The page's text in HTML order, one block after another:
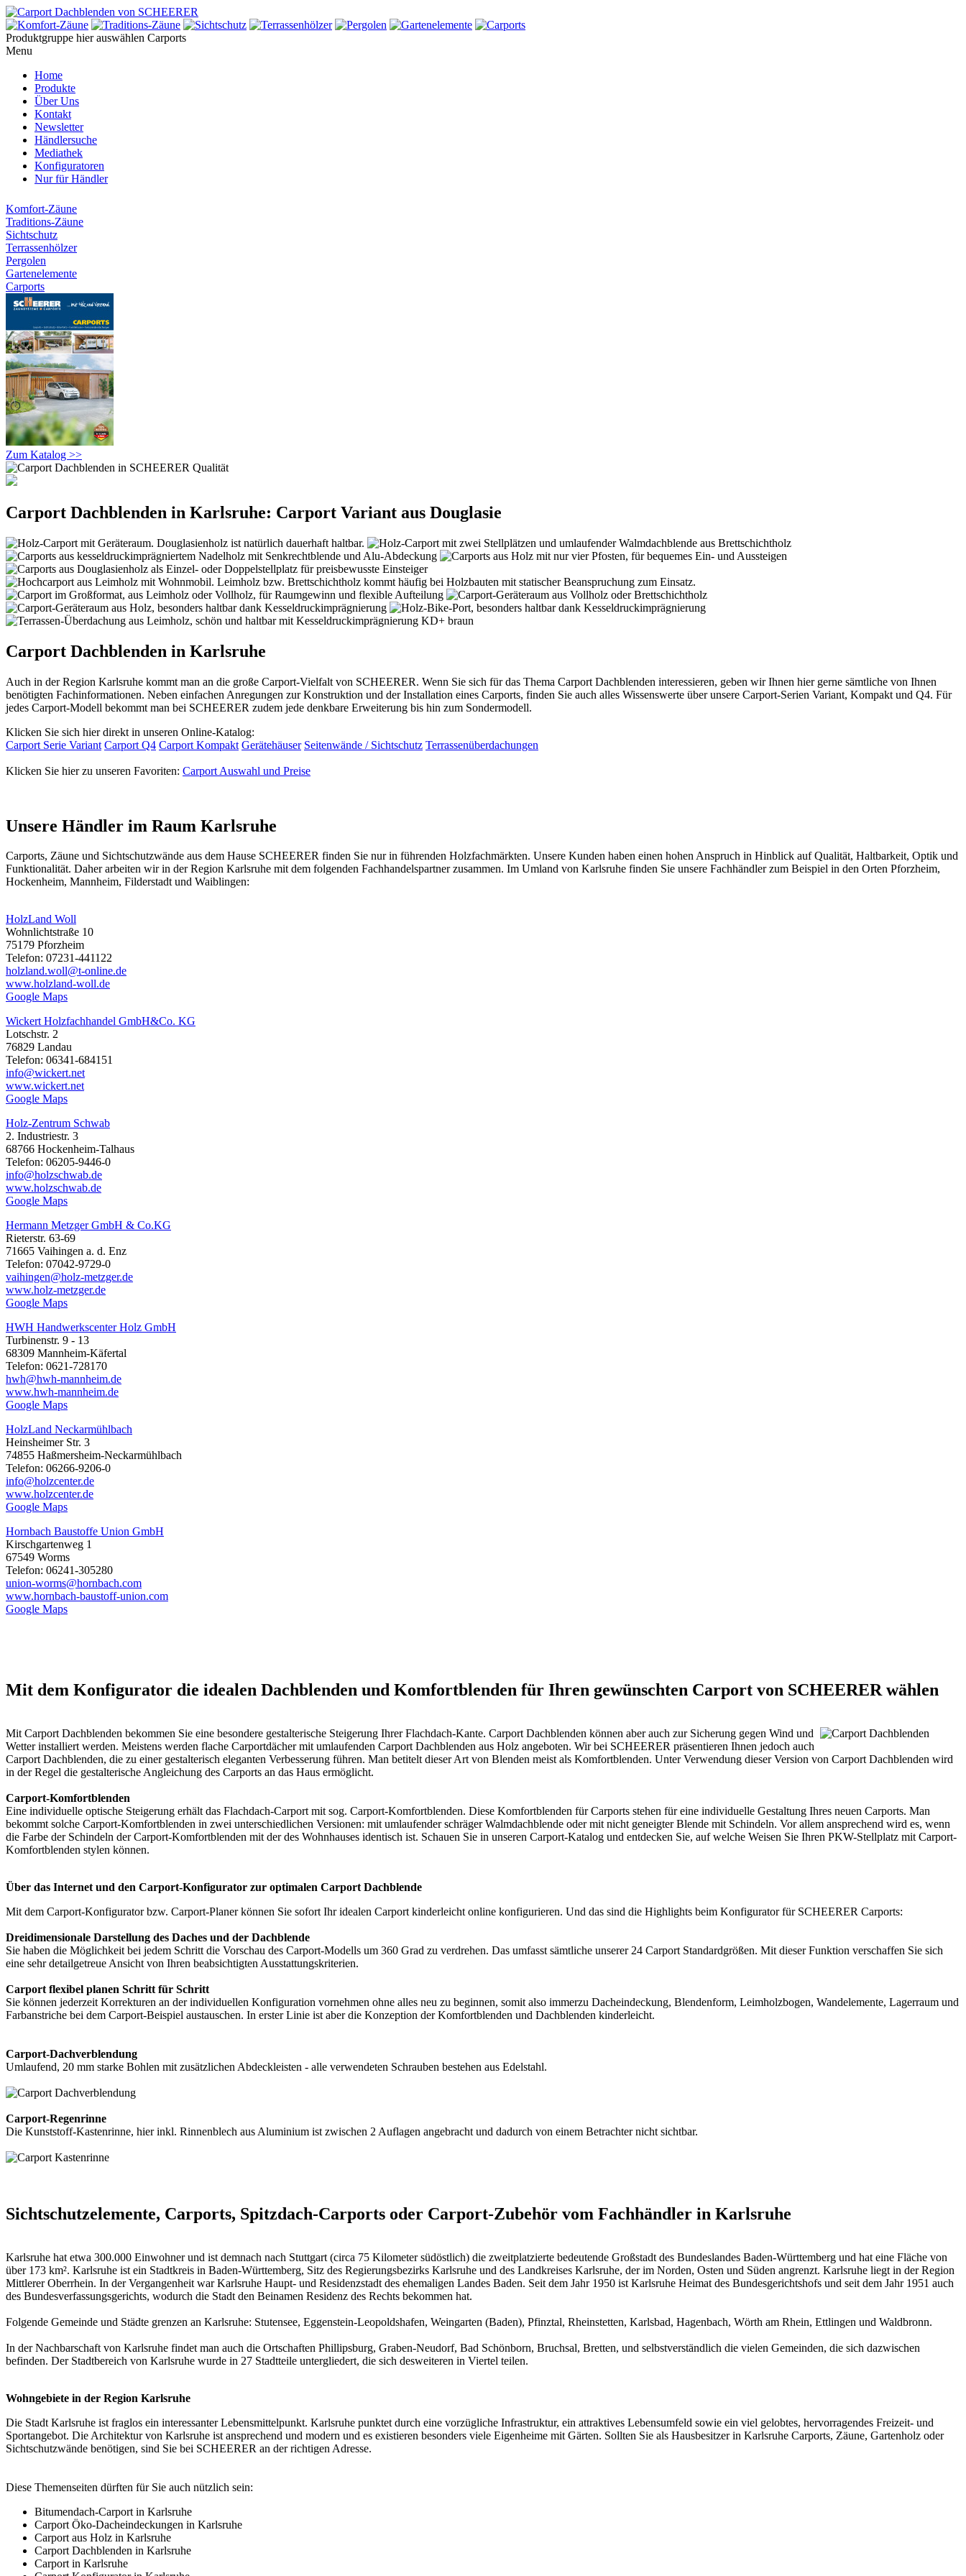
Produktgruppe hier auswählen Carports
Menu
Home
Produkte
Über Uns
Kontakt
Newsletter
Händlersuche
Mediathek
Konfiguratoren
Nur für Händler
Komfort-Zäune
Traditions-Zäune
Sichtschutz
Terrassenhölzer
Pergolen
Gartenelemente
Carports
Zum Katalog >>
Carport Dachblenden in Karlsruhe: Carport Variant aus Douglasie
Carport Dachblenden in Karlsruhe
Auch in der Region Karlsruhe kommt man an die große Carport-Vielfalt von SCHEERER. Wenn Sie sich für das Thema Carport Dachblenden interessieren, geben wir Ihnen hier gerne sämtliche von Ihnen
benötigten Fachinformationen. Neben einfachen Anregungen zur Konstruktion und der Installation eines Carports, finden Sie auch alles Wissenswerte über unsere Carport-Serien Variant, Kompakt und Q4. Für
jedes Carport-Modell bekommt man bei SCHEERER zudem jede denkbare Erweiterung bis hin zum Sondermodell.
Klicken Sie sich hier direkt in unseren Online-Katalog:
Carport Serie Variant Carport Q4 Carport Kompakt Gerätehäuser Seitenwände / Sichtschutz Terrassenüberdachungen
Klicken Sie hier zu unseren Favoriten: Carport Auswahl und Preise
Unsere Händler im Raum Karlsruhe
Carports, Zäune und Sichtschutzwände aus dem Hause SCHEERER finden Sie nur in führenden Holzfachmärkten. Unsere Kunden haben einen hohen Anspruch in Hinblick auf Qualität, Haltbarkeit, Optik und
Funktionalität. Daher arbeiten wir in der Region Karlsruhe mit dem folgenden Fachhandelspartner zusammen. Im Umland von Karlsruhe finden Sie unsere Fachhändler zum Beispiel in den Orten Pforzheim,
Hockenheim, Mannheim, Filderstadt und Waiblingen:
HolzLand Woll
Wohnlichtstraße 10
75179 Pforzheim
Telefon: 07231-441122
holzland.woll@t-online.de
www.holzland-woll.de
Google Maps
Wickert Holzfachhandel GmbH&Co. KG
Lotschstr. 2
76829 Landau
Telefon: 06341-684151
info@wickert.net
www.wickert.net
Google Maps
Holz-Zentrum Schwab
2. Industriestr. 3
68766 Hockenheim-Talhaus
Telefon: 06205-9446-0
info@holzschwab.de
www.holzschwab.de
Google Maps
Hermann Metzger GmbH & Co.KG
Rieterstr. 63-69
71665 Vaihingen a. d. Enz
Telefon: 07042-9729-0
vaihingen@holz-metzger.de
www.holz-metzger.de
Google Maps
HWH Handwerkscenter Holz GmbH
Turbinenstr. 9 - 13
68309 Mannheim-Käfertal
Telefon: 0621-728170
hwh@hwh-mannheim.de
www.hwh-mannheim.de
Google Maps
HolzLand Neckarmühlbach
Heinsheimer Str. 3
74855 Haßmersheim-Neckarmühlbach
Telefon: 06266-9206-0
info@holzcenter.de
www.holzcenter.de
Google Maps
Hornbach Baustoffe Union GmbH
Kirschgartenweg 1
67549 Worms
Telefon: 06241-305280
union-worms@hornbach.com
www.hornbach-baustoff-union.com
Google Maps
Mit dem Konfigurator die idealen Dachblenden und Komfortblenden für Ihren gewünschten Carport von SCHEERER wählen
Mit Carport Dachblenden bekommen Sie eine besondere gestalterische Steigerung Ihrer Flachdach-Kante. Carport Dachblenden können aber auch zur Sicherung gegen Wind und
Wetter installiert werden. Meistens werden flache Carportdächer mit umlaufenden Carport Dachblenden aus Holz angeboten. Wir bei SCHEERER präsentieren Ihnen jedoch auch
Carport Dachblenden, die zu einer gestalterisch eleganten Verbesserung führen. Man betitelt dieser Art von Blenden meist als Komfortblenden. Unter Verwendung dieser Version von Carport Dachblenden wird
in der Regel die gestalterische Angleichung des Carports an das Haus ermöglicht.
Carport-Komfortblenden
Eine individuelle optische Steigerung erhält das Flachdach-Carport mit sog. Carport-Komfortblenden. Diese Komfortblenden für Carports stehen für eine individuelle Gestaltung Ihres neuen Carports. Man
bekommt solche Carport-Komfortblenden in zwei unterschiedlichen Versionen: mit umlaufender schräger Walmdachblende oder mit nicht geneigter Blende mit Schindeln. Vor allem ansprechend wird es, wenn
die Farbe der Schindeln der Carport-Komfortblenden mit der des Wohnhauses identisch ist. Schauen Sie in unseren Carport-Katalog und entdecken Sie, auf welche Weisen Sie Ihren PKW-Stellplatz mit Carport-
Komfortblenden stylen können.
Über das Internet und den Carport-Konfigurator zur optimalen Carport Dachblende
Mit dem Carport-Konfiguratorbzw. Carport-Planer können Sie sofort Ihr idealen Carport kinderleicht online konfigurieren. Und das sind die Highlights beim Konfigurator für SCHEERER Carports:
Dreidimensionale Darstellung des Daches und der Dachblende
Sie haben die Möglichkeit bei jedem Schritt die Vorschau des Carport-Modells um 360 Grad zu verdrehen. Das umfasst sämtliche unserer 24 Carport Standardgrößen. Mit dieser Funktion verschaffen Sie sich
eine sehr detailgetreue Ansicht von Ihren beabsichtigten Ausstattungskriterien.
Carport flexibel planen Schritt für Schritt
Sie können jederzeit Korrekturen an der individuellen Konfiguration vornehmen ohne alles neu zu beginnen, somit also immerzu Dacheindeckung, Blendenform, Leimholzbogen, Wandelemente, Lagerraum und
Farbanstriche bei dem Carport-Beispiel austauschen. In erster Linie ist aber die Konzeption der Komfortblenden und Dachblenden kinderleicht.
Carport-Dachverblendung
Umlaufend, 20 mm starke Bohlen mit zusätzlichen Abdeckleisten - alle verwendeten Schrauben bestehen aus Edelstahl.
Carport-Regenrinne
Die Kunststoff-Kastenrinne, hier inkl. Rinnenblech aus Aluminium ist zwischen 2 Auflagen angebracht und dadurch von einem Betrachter nicht sichtbar.
Sichtschutzelemente, Carports, Spitzdach-Carports oder Carport-Zubehör vom Fachhändler in Karlsruhe
Karlsruhe hat etwa 300.000 Einwohner und ist demnach nach Stuttgart (circa 75 Kilometer südöstlich) die zweitplatzierte bedeutende Großstadt des Bundeslandes Baden-Württemberg und hat eine Fläche von
über 173 km². Karlsruhe ist ein Stadtkreis in Baden-Württemberg, Sitz des Regierungsbezirks Karlsruhe und des Landkreises Karlsruhe, der im Norden, Osten und Süden angrenzt. Karlsruhe liegt in der Region
Mittlerer Oberrhein. In der Vergangenheit war Karlsruhe Haupt- und Residenzstadt des ehemaligen Landes Baden. Seit dem Jahr 1950 ist Karlsruhe Heimat des Bundesgerichtshofs und seit dem Jahr 1951 auch
des Bundesverfassungsgerichts, wodurch die Stadt den Beinamen Residenz des Rechts bekommen hat.
Folgende Gemeinde und Städte grenzen an Karlsruhe: Stutensee, Eggenstein-Leopoldshafen, Weingarten (Baden), Pfinztal, Rheinstetten, Karlsbad, Hagenbach, Wörth am Rhein, Ettlingen und Waldbronn.
In der Nachbarschaft von Karlsruhe findet man auch die Ortschaften Phillipsburg, Graben-Neudorf, Bad Schönborn, Bruchsal, Bretten, und selbstverständlich die vielen Gemeinden, die sich dazwischen
befinden. Der Stadtbereich von Karlsruhe wurde in 27 Stadtteile untergliedert, die sich desweiteren in Viertel teilen.
Wohngebiete in der Region Karlsruhe
Die Stadt Karlsruhe ist fraglos ein interessanter Lebensmittelpunkt. Karlsruhe punktet durch eine vorzügliche Infrastruktur, ein attraktives Lebensumfeld sowie ein viel gelobtes, hervorragendes Freizeit- und
Sportangebot. Die Architektur von Karlsruhe ist ansprechend und modern und es existieren besonders viele Eigenheime mit Gärten. Sollten Sie als Hausbesitzer in Karlsruhe Carports, Zäune, Gartenholz oder
Sichtschutzwände benötigen, sind Sie bei SCHEERER an der richtigen Adresse.
Diese Themenseiten dürften für Sie auch nützlich sein:
Bitumendach-Carport in Karlsruhe
Carport Öko-Dacheindeckungen in Karlsruhe
Carport aus Holz in Karlsruhe
Carport Dachblenden in Karlsruhe
Carport in Karlsruhe